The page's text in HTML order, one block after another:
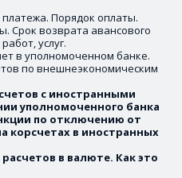
Порядок оплаты.
Срок возврата авансового
услуг.
в уполномоченном банке.
по внешнеэкономическим
с иностранными
уполномоченного банка
по отключению от
корсчетах в иностранных
в валюте. Как это